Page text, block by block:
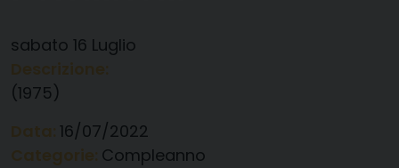
sabato 16 Luglio
(1975)
16/07/2022
Compleanno